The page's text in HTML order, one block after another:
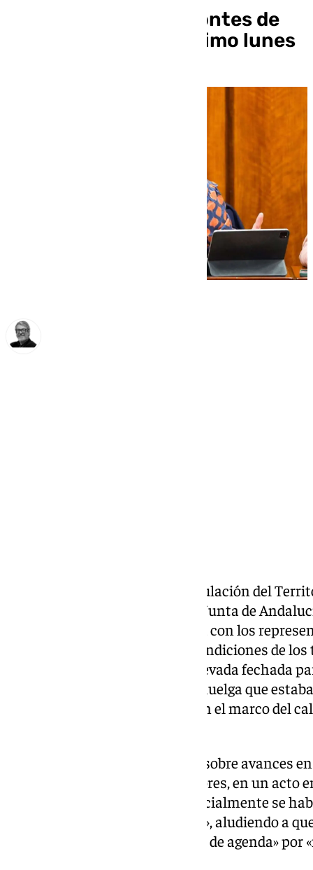
trabajadores de remontes de
Sierra Nevada el próximo lunes
La consejera de Fomento, Articulación del
indicado este viernes que en la Junta de
resultado de la reunión prevista con los
de Cetursa Remontes por las condiciones de
la estación de esquí de Sierra Nevada fechada
suspensión de las jornadas de huelga que
para esta semana y la pasada en el marco del
Preguntada por los periodistas sobre avances
representantes de los trabajadores, en un acto
indicado que la reunión, que inicialmente se
viernes, está prevista «para ello», aludiendo a
se ha producido por un «cambio de agenda»